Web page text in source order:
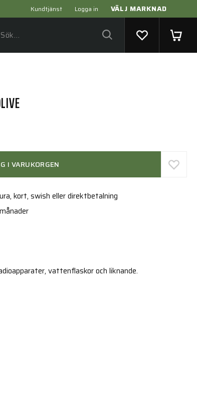
Kundtjänst Logga in VÄLJ MARKNAD
I VARUKORGEN
kort, swish eller direktbetalning
vattenflaskor och liknande.